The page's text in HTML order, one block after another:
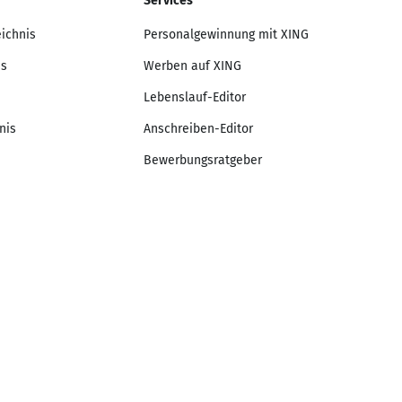
Personalgewinnung mit XING
Werben auf XING
Lebenslauf-Editor
Anschreiben-Editor
Bewerbungsratgeber